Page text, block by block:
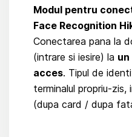
Modul pentru
Face Recognition
Conectarea pana la
(intrare si iesire) la
acces. Tipul de
terminalul propriu-
(dupa card / dupa